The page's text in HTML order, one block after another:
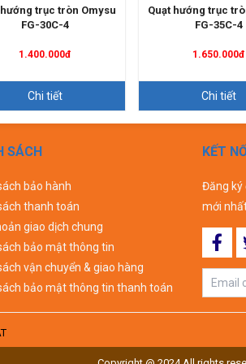
hướng trục tròn Omysu
FG-30C-4
1.400.000đ
Chi tiết
Quạt hướng trục
FG-35C-4
1.650.000đ
Chi tiết
SÁCH
bảo hành
thanh toán
giao dịch chung
bảo mật thông tin
vận chuyển & giao hàng
bảo mật thông tin thanh toán
KẾT
Đăng ký
mới